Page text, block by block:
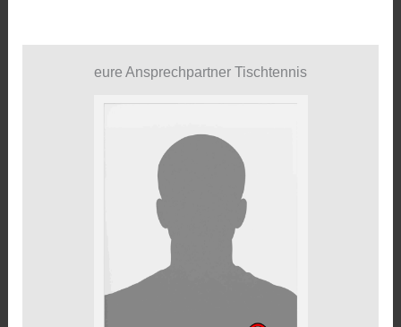
eure Ansprechpartner Tischtennis